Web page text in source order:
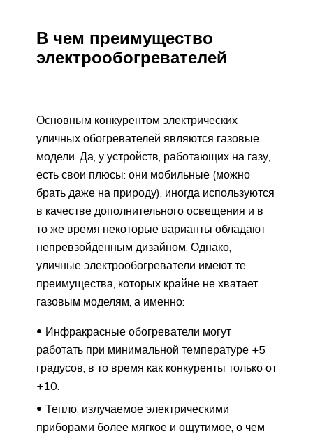
В чем преимущество
электрообогревателей
Основным конкурентом электрических
уличных обогревателей являются газовые
модели. Да, у устройств, работающих на газу,
есть свои плюсы: они мобильные (можно
брать даже на природу), иногда используются
в качестве дополнительного освещения и в
то же время некоторые варианты обладают
непревзойденным дизайном. Однако,
уличные электрообогреватели имеют те
преимущества, которых крайне не хватает
газовым моделям, а именно:
Инфракрасные обогреватели могут
работать при минимальной температуре +5
градусов, в то время как конкуренты только от
+10.
Тепло, излучаемое электрическими
приборами более мягкое и ощутимое, о чем